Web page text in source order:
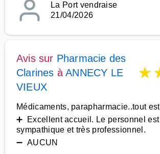
La Port vendraise
21/04/2026
Avis sur Pharmacie des
Clarines àANNECY LE
VIEUX
★
Médicaments, parapharmacie..tout
➕ Excellent accueil. Le personnel est
sympathique et très professionnel.
➖ AUCUN